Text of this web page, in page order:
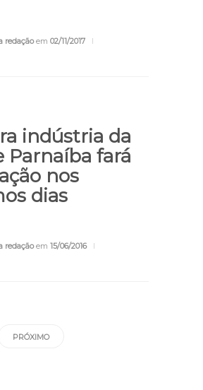
redaçãoem 02/11/2017
indústria da
Parnaíba fará
nos
dias
redaçãoem 15/06/2016
PRÓXIMO